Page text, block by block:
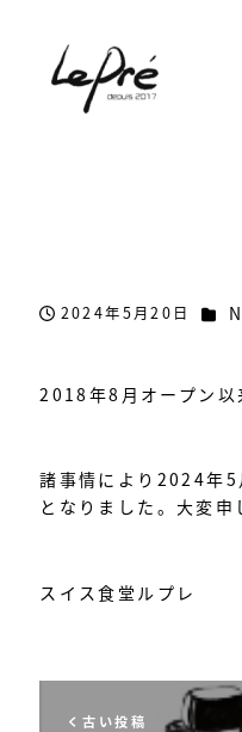
投稿日
2024年5月20日 カテ
2018年8月オープン以
諸事情により2024年5
となりました。大変
スイス食堂ルプレ
古い投稿